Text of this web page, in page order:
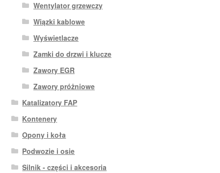
Wentylator grzewczy
Wiązki kablowe
Wyświetlacze
Zamki do drzwi i klucze
Zawory EGR
Zawory próżniowe
Katalizatory FAP
Kontenery
Opony i koła
Podwozie i osie
Silnik - części i akcesoria